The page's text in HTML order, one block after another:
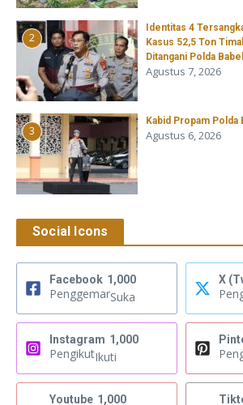
2
Identitas 4
Kasus 52,5 Ton
Ditangani Polda Babel
Agustus 7, 2026
3
Kabid Propam Polda
Agustus 6, 2026
Social Icons
Facebook 1,000
PenggemarSuka
X
Instagram 1,000
PengikutIkuti
Youtube 1,000